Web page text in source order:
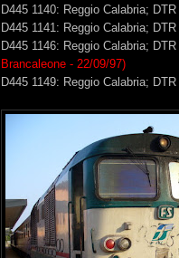
D445 1140: Reggio Calabria; DTR
D445 1141: Reggio Calabria; DTR
D445 1146: Reggio Calabria; DTR
Brancaleone - 22/09/97)
D445 1149: Reggio Calabria; DTR